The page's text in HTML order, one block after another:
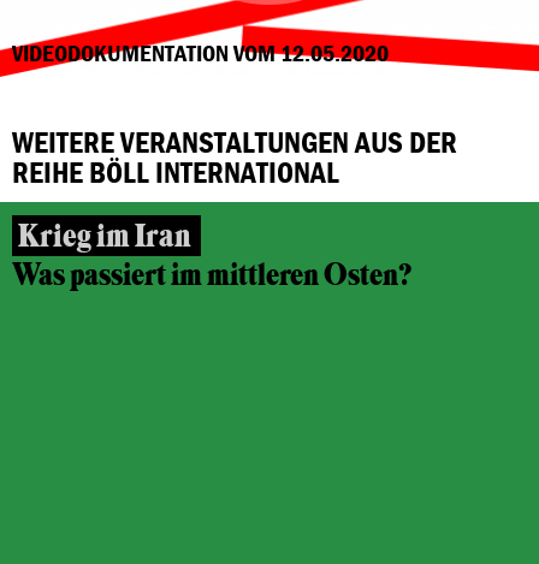
VIDEODOKUMENTATION VOM 12.05.2020
WEITERE VERANSTALTUNGEN AUS DER
REIHE BÖLL INTERNATIONAL
Krieg im Iran
Was passiert im mittleren Osten?